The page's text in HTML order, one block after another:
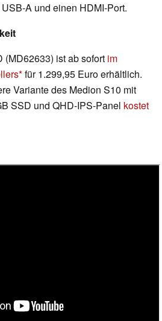
A und einen HDMI-Port.
(MD62633) ist ab sofort im
für 1.299,95 Euro erhältlich.
Variante des Medion S10 mit
SSD und QHD-IPS-Panel kostet